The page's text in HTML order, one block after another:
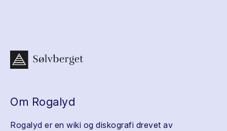
Om Rogalyd
Rogalyd er en wiki og diskografi drevet av